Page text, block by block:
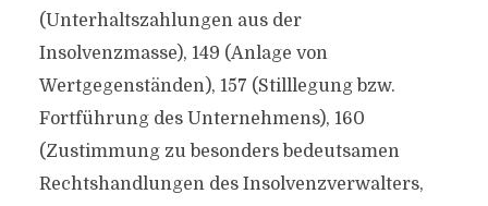
(Unterhaltszahlungen aus der
Insolvenzmasse), 149 (Anlage von
Wertgegenständen), 157 (Stilllegung bzw.
Fortführung des Unternehmens), 160
(Zustimmung zu besonders bedeutsamen
Rechtshandlungen des Insolvenzverwalters,